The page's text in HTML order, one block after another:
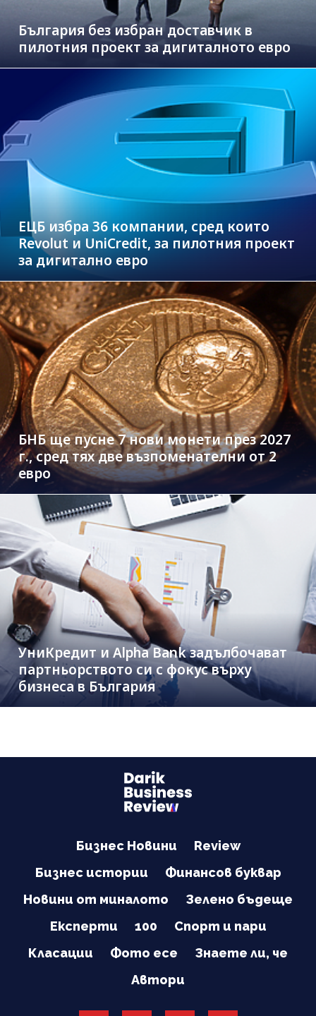
България без избран доставчик в
пилотния проект за дигиталното евро
ЕЦБ избра 36 компании, сред които
Revolut и UniCredit, за пилотния проект
за дигитално евро
БНБ ще пусне 7 нови монети през 2027
г., сред тях две възпоменателни от 2
евро
УниКредит и Alpha Bank задълбочават
партньорството си с фокус върху
бизнеса в България
Бизнес Новини
Review
Бизнес истории
Финансов буквар
Новини от миналото
Зелено бъдеще
Експерти
100
Спорт и пари
Класации
Фото есе
Знаете ли, че
Автори